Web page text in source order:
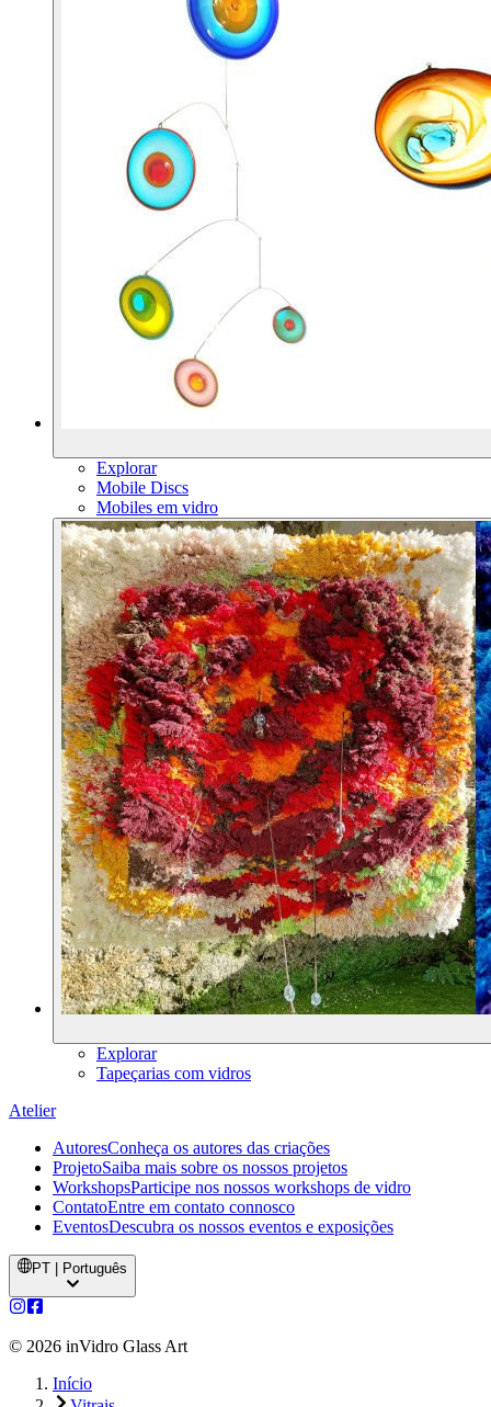
Explorar
Mobile Discs
Mobiles em vidro
Explorar
Tapeçarias com vidros
Atelier
AutoresConheça os autores das criações
ProjetoSaiba mais sobre os nossos projetos
WorkshopsParticipe nos nossos workshops de vidro
ContatoEntre em contato connosco
EventosDescubra os nossos eventos e exposições
PT | Português
© 2026 inVidro Glass Art
Início